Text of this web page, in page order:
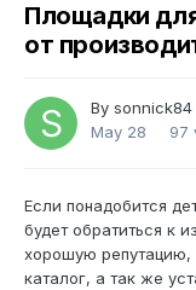
Площадки
от
By sonnick84
May 28
97
Если понадобится
будет обратиться к
хорошую репутацию,
каталог, а так же